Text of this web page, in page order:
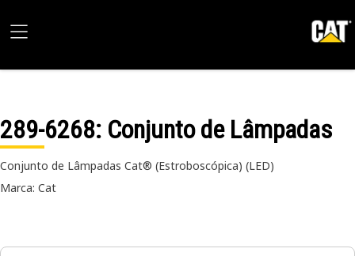
289-6268: Conjunto de Lâmpadas
Conjunto de Lâmpadas Cat® (Estroboscópica) (LED)
Marca: Cat